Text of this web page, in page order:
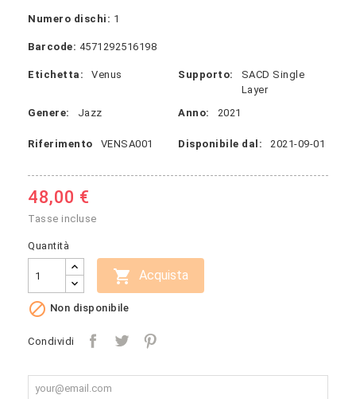
Numero dischi: 1
Barcode: 4571292516198
Etichetta: Venus Supporto:
SACD Single
Layer
Genere:
Jazz Anno: 2021
Riferimento VENSA001 Disponibile dal: 2021-09-01
48,00 €
Tasse incluse
Quantità
 Acquista
 Non disponibile
Condividi